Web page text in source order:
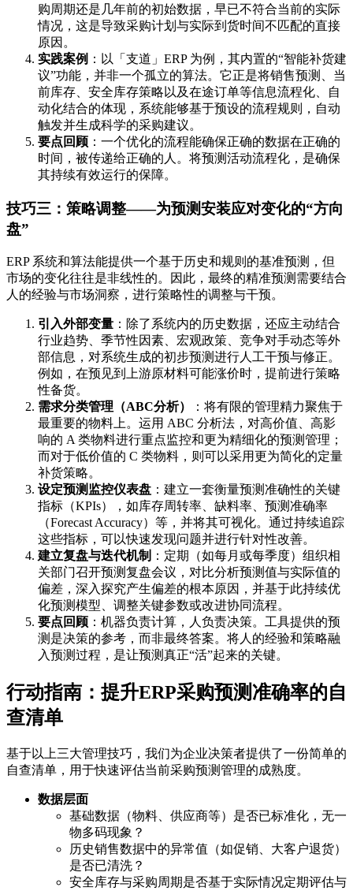
购周期还是几年前的初始数据，早已不符合当前的实际
情况，这是导致采购计划与实际到货时间不匹配的直接
原因。
实践案例 ：以「支道」ERP 为例，其内置的“智能补货建
议”功能，并非一个孤立的算法。它正是将销售预测、当
前库存、安全库存策略以及在途订单等信息流程化、自
动化结合的体现，系统能够基于预设的流程规则，自动
触发并生成科学的采购建议。
要点回顾 ：一个优化的流程能确保正确的数据在正确的
时间，被传递给正确的人。将预测活动流程化，是确保
其持续有效运行的保障。
技巧三：策略调整——为预测安装应对变化的“方向
盘”
ERP 系统和算法能提供一个基于历史和规则的基准预测，但
市场的变化往往是非线性的。因此，最终的精准预测需要结合
人的经验与市场洞察，进行策略性的调整与干预。
引入外部变量 ：除了系统内的历史数据，还应主动结合
行业趋势、季节性因素、宏观政策、竞争对手动态等外
部信息，对系统生成的初步预测进行人工干预与修正。
例如，在预见到上游原材料可能涨价时，提前进行策略
性备货。
需求分类管理（ABC分析）
：将有限的管理精力聚焦于
最重要的物料上。运用 ABC 分析法，对高价值、高影
响的 A 类物料进行重点监控和更为精细化的预测管理；
而对于低价值的 C 类物料，则可以采用更为简化的定量
补货策略。
设定预测监控仪表盘 ：建立一套衡量预测准确性的关键
指标（KPIs），如库存周转率、缺料率、预测准确率
（Forecast Accuracy）等，并将其可视化。通过持续追踪
这些指标，可以快速发现问题并进行针对性改善。
建立复盘与迭代机制 ：定期（如每月或每季度）组织相
关部门召开预测复盘会议，对比分析预测值与实际值的
偏差，深入探究产生偏差的根本原因，并基于此持续优
化预测模型、调整关键参数或改进协同流程。
要点回顾 ：机器负责计算，人负责决策。工具提供的预
测是决策的参考，而非最终答案。将人的经验和策略融
入预测过程，是让预测真正“活”起来的关键。
行动指南：提升ERP采购预测准确率的自
查清单
基于以上三大管理技巧，我们为企业决策者提供了一份简单的
自查清单，用于快速评估当前采购预测管理的成熟度。
数据层面
基础数据（物料、供应商等）是否已标准化，无一
物多码现象？
历史销售数据中的异常值（如促销、大客户退货）
是否已清洗？
安全库存与采购周期是否基于实际情况定期评估与